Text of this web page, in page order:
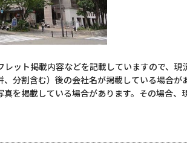
ット掲載内容などを記載していますので、現
分割含む）後の会社名が掲載している場合が
を掲載している場合があります。その場合、